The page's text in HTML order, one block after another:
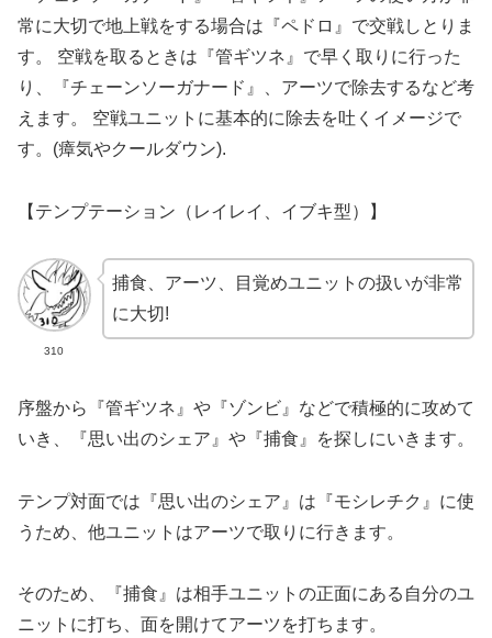
常に大切で地上戦をする場合は『ペドロ』で交戦しとりま
す。 空戦を取るときは『管ギツネ』で早く取りに行った
り、『チェーンソーガナード』、アーツで除去するなど考
えます。 空戦ユニットに基本的に除去を吐くイメージで
す。(瘴気やクールダウン).
【 テンプテーション（レイレイ、イブキ型）】
310
捕食、アーツ、目覚めユニットの扱いが非常
に大切!
序盤から『管ギツネ』や『ゾンビ』などで積極的に攻めて
いき、『思い出のシェア』や『捕食』を探しにいきます。
テンプ対面では 『思い出のシェア』は『モシレチク』に使
うため、他ユニットはアーツで取りに行きます。
そのため、『捕食』は相手ユニットの正面にある自分のユ
ニットに打ち、面を開けてアーツを打ちます。